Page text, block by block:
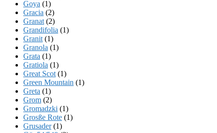
Goya (1)
Gracia (2)
Granat (2)
Grandifolia (1)
Granit (1)
Granola (1)
Grata (1)
Gratiola (1)
Great Scot (1)
Green Mountain (1)
Greta (1)
Grom (2)
Gromadzki (1)
Grosße Rote (1)
Grusader(1)